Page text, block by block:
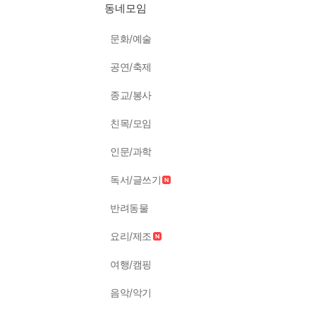
동네모임
문화/예술
공연/축제
종교/봉사
친목/모임
인문/과학
독서/글쓰기
반려동물
요리/제조
여행/캠핑
음악/악기